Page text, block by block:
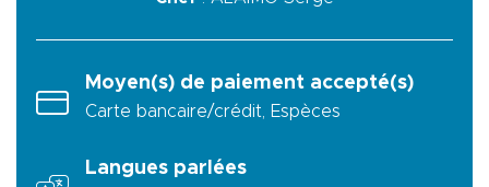
Moyen(s) de paiement accepté(s)
Carte bancaire/crédit, Espèces
Langues parlées